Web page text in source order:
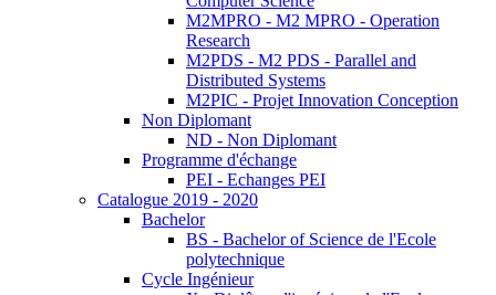
M2MPRO - M2 MPRO - Operation
Research
M2PDS - M2 PDS - Parallel and
Distributed Systems
M2PIC - Projet Innovation Conception
Non Diplomant
ND - Non Diplomant
Programme d'échange
PEI - Echanges PEI
Catalogue 2019 - 2020
Bachelor
BS - Bachelor of Science de l'Ecole
polytechnique
Cycle Ingénieur